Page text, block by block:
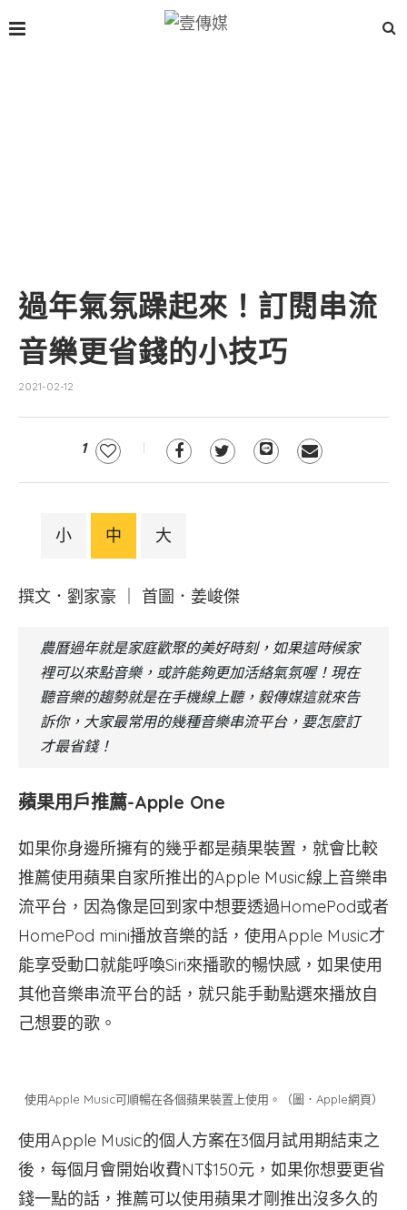
過年氣氛躁起來！訂閱串流
音樂更省錢的小技巧
2021-02-12
1
小 中 大
撰文．劉家豪 ｜ 首圖．姜峻傑
農曆過年就是家庭歡聚的美好時刻，如果這時候家
裡可以來點音樂，或許能夠更加活絡氣氛喔！現在
聽音樂的趨勢就是在手機線上聽，毅傳媒這就來告
訴你，大家最常用的幾種音樂串流平台，要怎麼訂
才最省錢！
蘋果用戶推薦-Apple One
如果你身邊所擁有的幾乎都是蘋果裝置，就會比較
推薦使用蘋果自家所推出的Apple Music線上音樂串
流平台，因為像是回到家中想要透過HomePod或者
HomePod mini播放音樂的話，使用Apple Music才
能享受動口就能呼喚Siri來播歌的暢快感，如果使用
其他音樂串流平台的話，就只能手動點選來播放自
己想要的歌。
使用Apple Music可順暢在各個蘋果裝置上使用。（圖．Apple網頁）
使用Apple Music的個人方案在3個月試用期結束之
後，每個月會開始收費NT$150元，如果你想要更省
錢一點的話，推薦可以使用蘋果才剛推出沒多久的